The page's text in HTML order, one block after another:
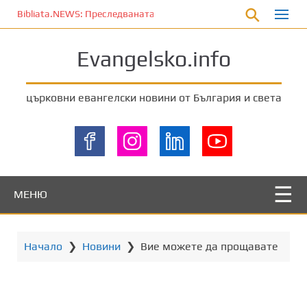
Bibliata.NEWS: Преследваната църква [7 август 2026]
Evangelsko.info
църковни евангелски новини от България и света
МЕНЮ
Начало ❯ Новини ❯ Bие можете да прощавате